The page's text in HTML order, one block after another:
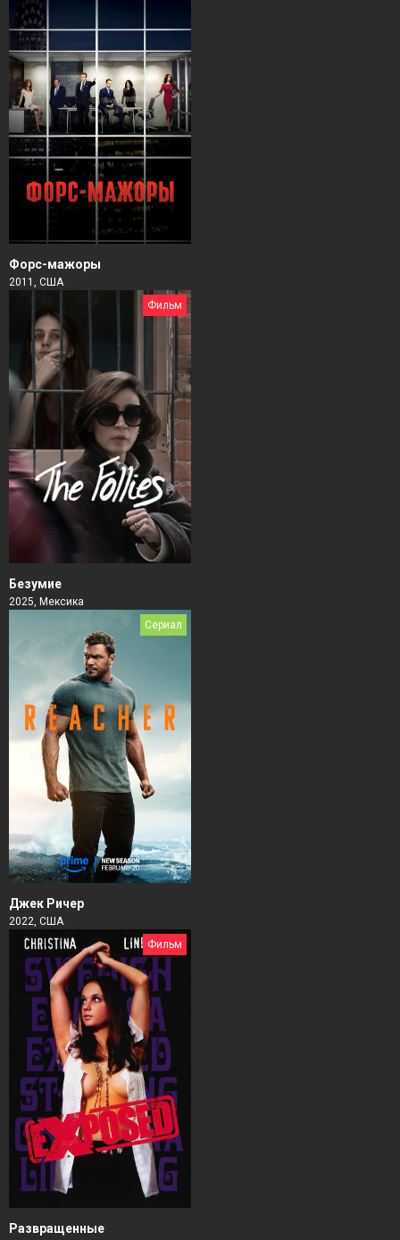
Форс-мажоры
2011, США
Фильм
Безумие
2025, Мексика
Сериал
Джек Ричер
2022, США
Фильм
Развращенные